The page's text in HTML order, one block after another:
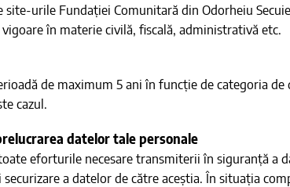
urile Fundației Comunitară din Odorheiu
în materie civilă, fiscală, administrativă etc.
de maximum 5 ani în funcție de categoria
cazul.
datelor tale personale
eforturile necesare transmiterii în siguranță a
a datelor de către aceștia. În situația